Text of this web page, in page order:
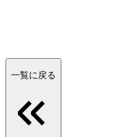
一覧に戻る